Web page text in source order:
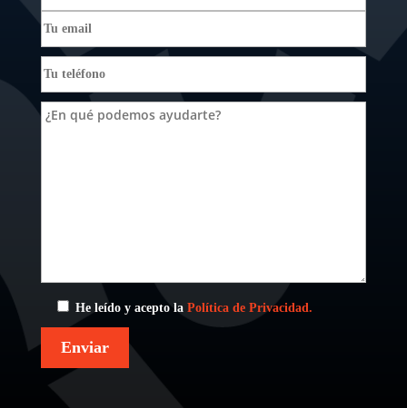
He leído y acepto la Política de Privacidad.